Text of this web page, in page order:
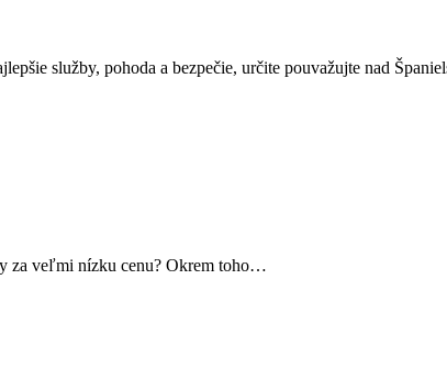
služby, pohoda a bezpečie, určite pouvažujte nad
za veľmi nízku cenu? Okrem toho…